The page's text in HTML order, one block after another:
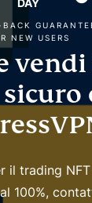
DAY
NEW USERS
il trading
100%,